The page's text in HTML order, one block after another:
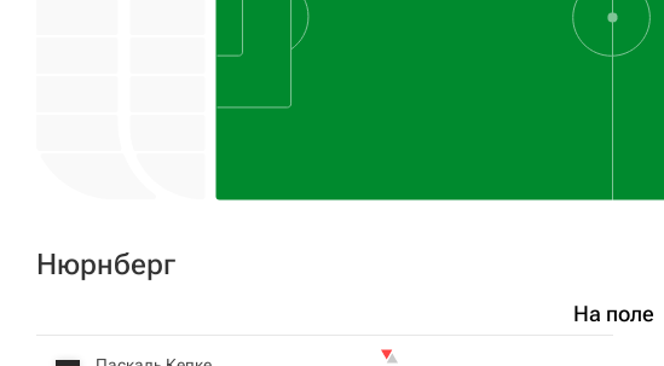
Нюрнберг
На поле